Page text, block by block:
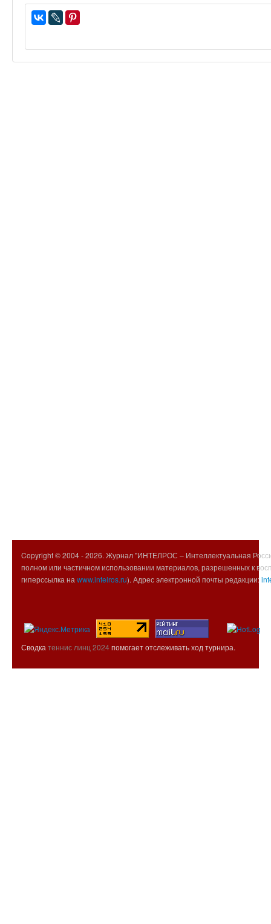
Copyright © 2004 -2026. Журнал "ИНТЕЛРОС – Интеллектуальная
полном или частичном использовании материалов, разрешенных к
гиперссылка на www.intelros.ru). Адрес электронной почты редакции:
Сводка теннис линц 2024помогает отслеживать ход турнира.